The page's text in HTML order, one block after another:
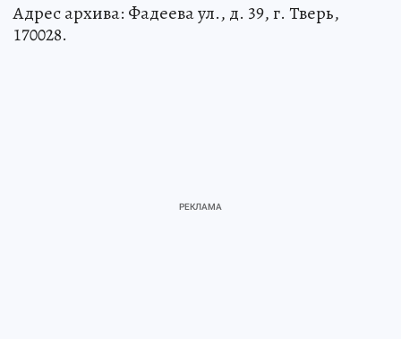
Адрес архива: Фадеева ул., д. 39, г. Тверь,
170028.